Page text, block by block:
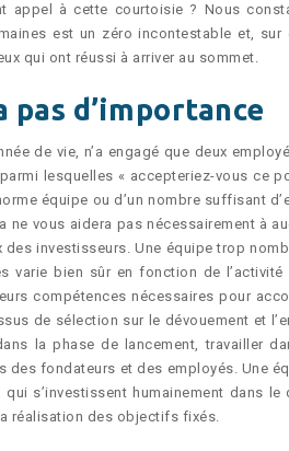
appel à cette courtoisie ? Nous
est un zéro incontestable et,
qui ont réussi à arriver au sommet.
pas d’importance
de vie, n’a engagé que deux
lesquelles « accepteriez-vous ce
équipe ou d’un nombre suffisant
ne vous aidera pas nécessairement à
investisseurs. Une équipe trop
varie bien sûr en fonction de
compétences nécessaires pour
de sélection sur le dévouement et
la phase de lancement, travailler
des fondateurs et des employés. Une
s’investissent humainement dans
réalisation des objectifs fixés.